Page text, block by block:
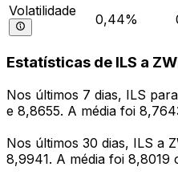
Volatilidade
0,44%
Estatísticas de ILS a
Nos últimos 7 dias, ILS
e 8,8655. A média foi
Nos últimos 30 dias, ILS a
8,9941. A média foi 8,8019